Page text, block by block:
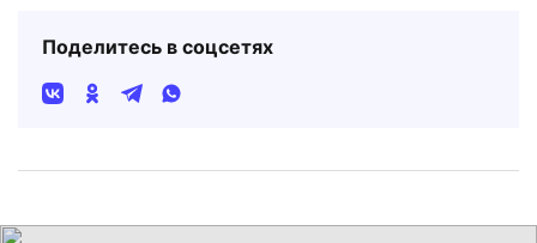
Поделитесь в соцсетях